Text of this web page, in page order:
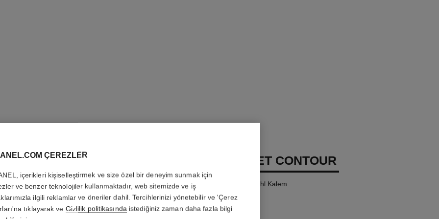
STYLO OMBRE ET CONTOUR
3ü 1 Arada Göz Fari-eyeline-kohl Kalem
Daha fazla ayrıntı
Ref. 182208
ÇEREZLER
içerikleri kişiselleştirmek ve size özel bir deneyim sunmak için
ve benzer teknolojiler kullanmaktadır, web sitemizde ve iş
ilgili reklamlar ve öneriler dahil. Tercihlerinizi yönetebilir ve 'Çerez
tıklayarak ve Gizlilik politikasındaistediğiniz zaman daha fazla bilgi